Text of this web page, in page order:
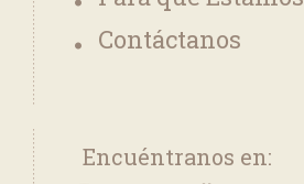
Contáctanos
Encuéntranos en: